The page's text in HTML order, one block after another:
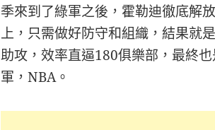
季來到了綠軍之後，霍勒迪徹底解
上，只需做好防守和組織，結果就
助攻，效率直逼180俱樂部，最終
軍，NBA。